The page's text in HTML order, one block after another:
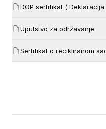
DOP sertifikat (
Uputstvo za održavanje
Sertifikat o recikliranom